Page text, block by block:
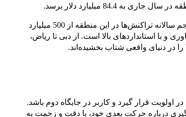
84.4 میلیارد دلار برسد.
اما داستان اصلی، میزان مشارکت و فعالیت کاربران است. حجم سالانه تراکنش‌ها در این منطقه از 500 میلیارد
و با استانداردهای بالا است. از دبی تا ریاض،
در اولویت قرار گیرد و کاربر در جایگاه دوم باشد.
درباره حرکت بعدی خود، با دقت و زحمت به